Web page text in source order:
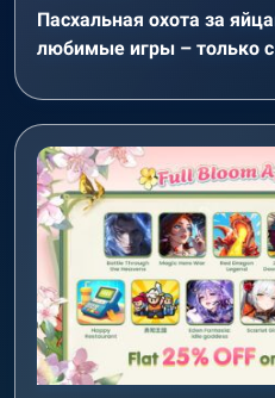
Пасхальная охота за
любимые игры – только